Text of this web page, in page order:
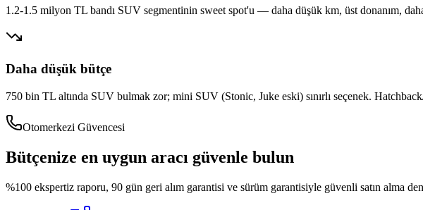
1.2-1.5 milyon TL bandı SUV segmentinin sweet spot'u — daha düşük km, üst donanım,
Daha düşük bütçe
750 bin TL altında SUV bulmak zor; mini SUV (Stonic, Juke eski) sınırlı seçenek.
Otomerkezi Güvencesi
Bütçenize en uygun aracı güvenle bulun
%100 ekspertiz raporu, 90 gün geri alım garantisi ve sürüm garantisiyle güvenli satın alma